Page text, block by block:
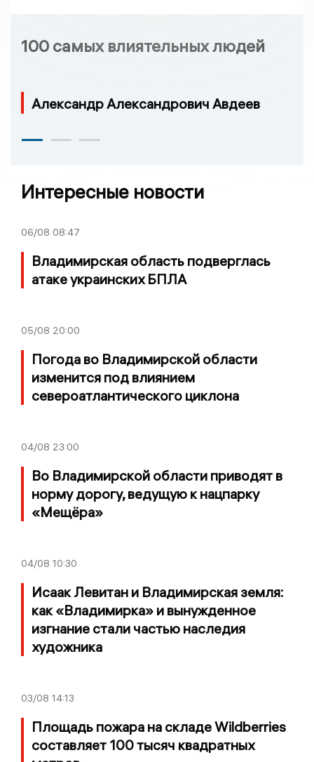
100 самых влиятельных людей
Александр Александрович Авдеев
Интересные новости
06/08 08:47
Владимирская область подверглась
атаке украинских БПЛА
05/08 20:00
Погода во Владимирской области
изменится под влиянием
североатлантического циклона
04/08 23:00
Во Владимирской области приводят в
норму дорогу, ведущую к нацпарку
«Мещёра»
04/08 10:30
Исаак Левитан и Владимирская земля:
как «Владимирка» и вынужденное
изгнание стали частью наследия
художника
03/08 14:13
Площадь пожара на складе Wildberries
составляет 100 тысяч квадратных